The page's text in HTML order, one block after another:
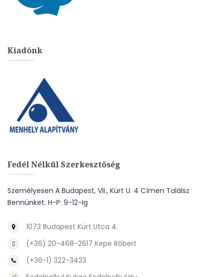
Kiadónk
Fedél Nélkül Szerkesztőség
Személyesen A Budapest, VII., Kürt U. 4 Címen Találsz
Bennünket. H-P: 9-12-Ig
1073 Budapest Kürt Utca 4.
(+36) 20-468-2617 Kepe Róbert
(+36-1) 322-3423